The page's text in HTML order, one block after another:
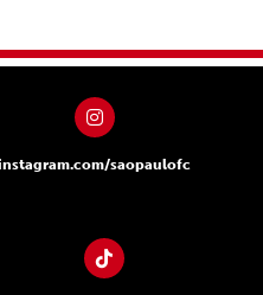
saopaulofc